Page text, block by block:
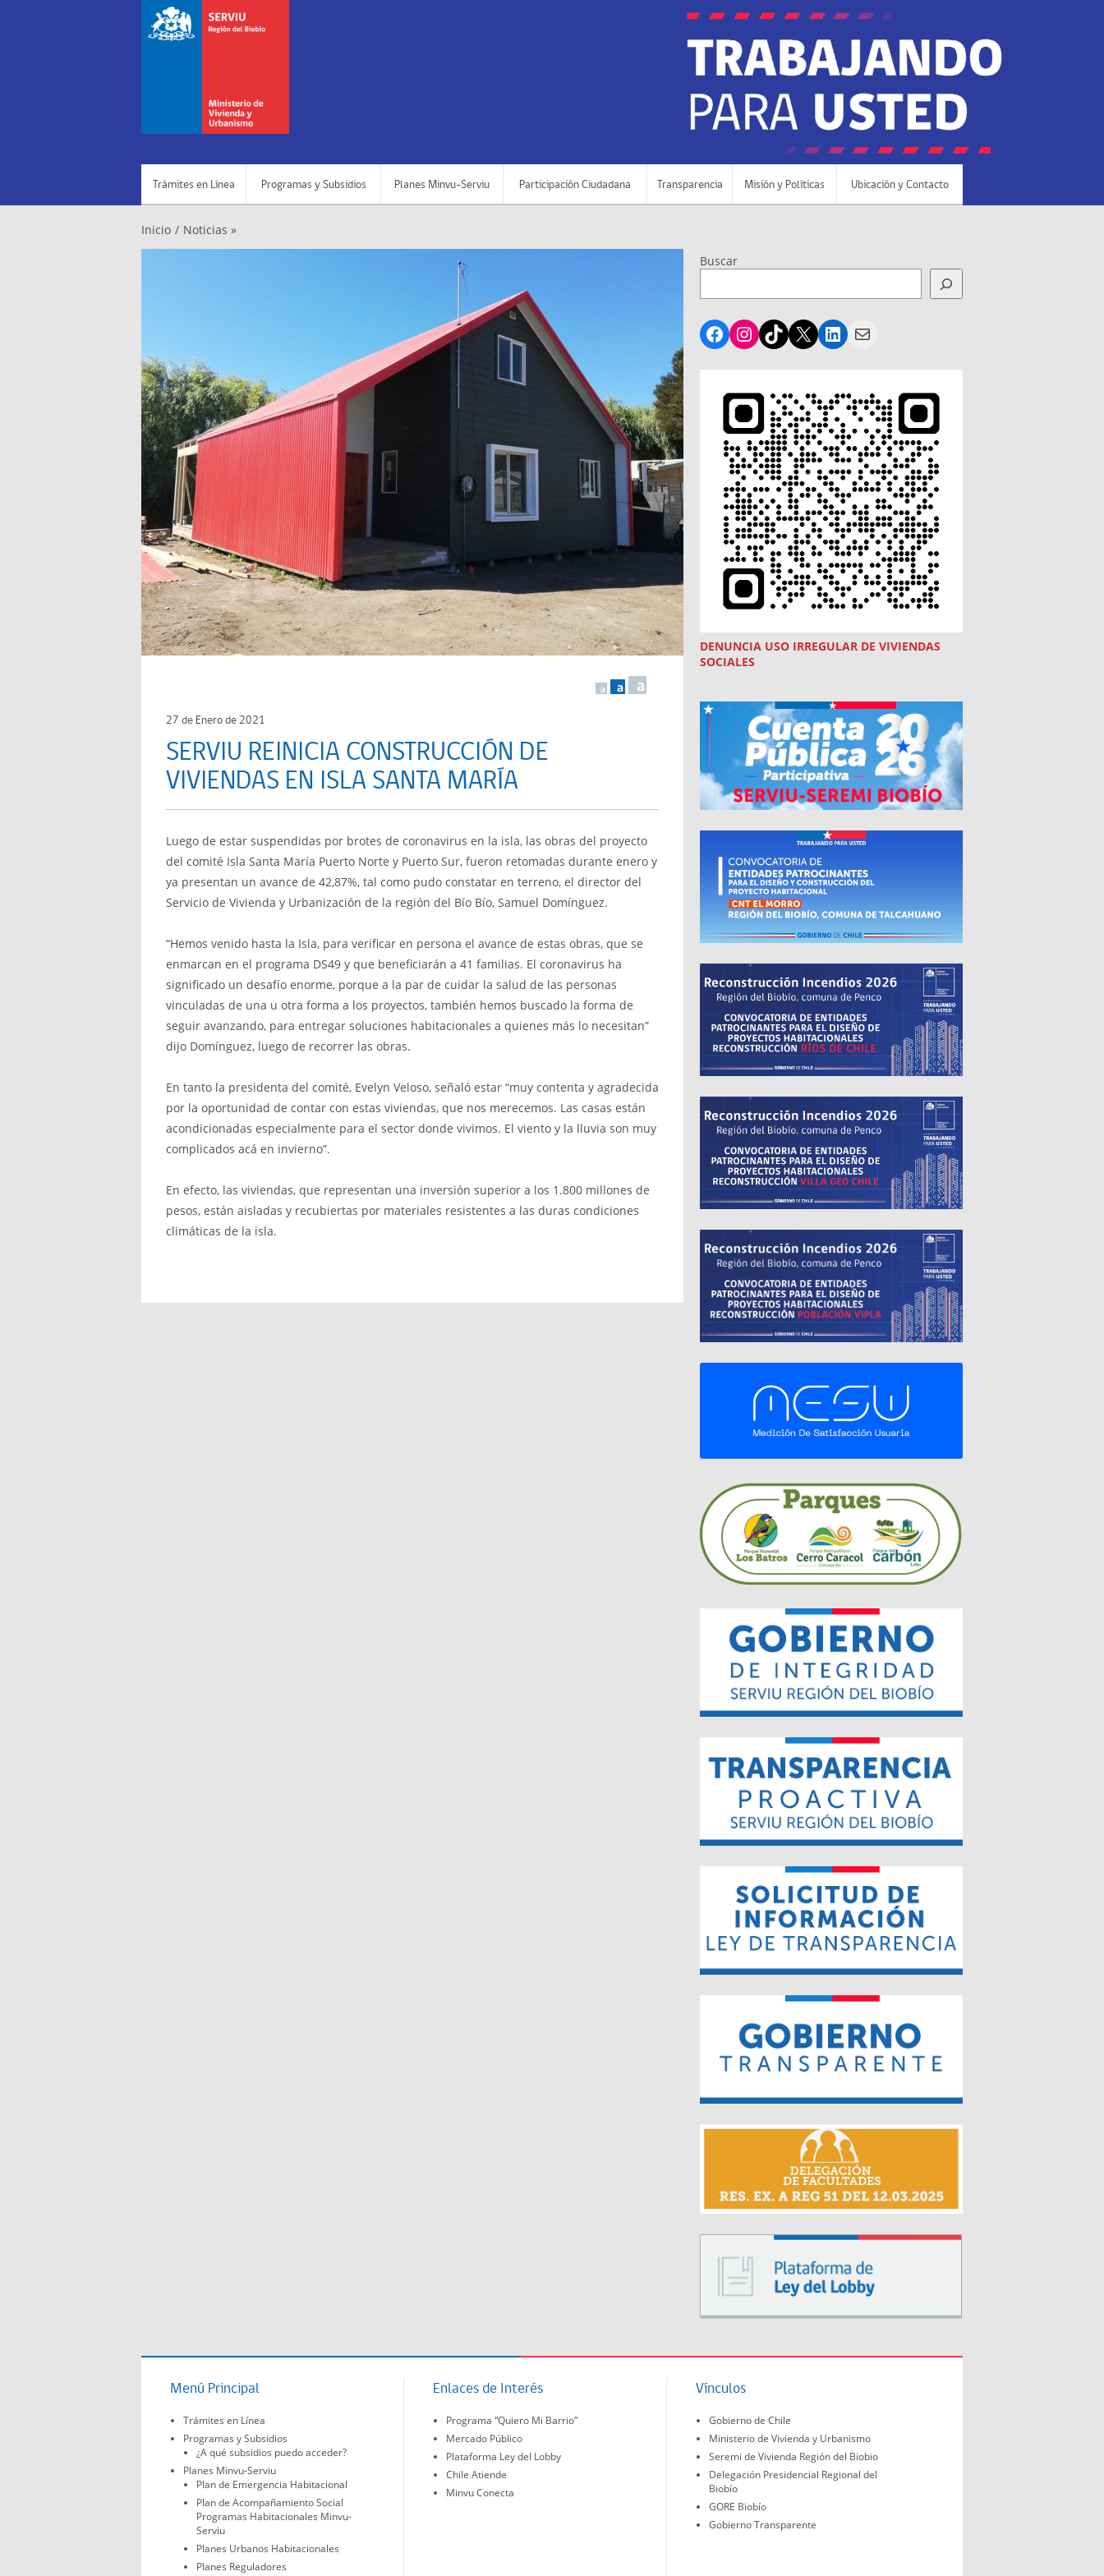
Trámites en Línea Programas y Subsidios Planes Minvu-Serviu Participación Ciudadana Transparencia Misión y Políticas Ubicación y Contacto
Inicio / Noticias »
a a a
27 de Enero de 2021
SERVIU REINICIA CONSTRUCCIÓN DE
VIVIENDAS EN ISLA SANTA MARÍA
Luego de estar suspendidas por brotes de coronavirus en la isla, las obras del proyecto
del comité Isla Santa María Puerto Norte y Puerto Sur, fueron retomadas durante enero y
ya presentan un avance de 42,87%, tal como pudo constatar en terreno, el director del
Servicio de Vivienda y Urbanización de la región del Bío Bío, Samuel Domínguez.
“Hemos venido hasta la Isla, para verificar en persona el avance de estas obras, que se
enmarcan en el programa DS49 y que beneficiarán a 41 familias. El coronavirus ha
significado un desafío enorme, porque a la par de cuidar la salud de las personas
vinculadas de una u otra forma a los proyectos, también hemos buscado la forma de
seguir avanzando, para entregar soluciones habitacionales a quienes más lo necesitan”
dijo Domínguez, luego de recorrer las obras.
En tanto la presidenta del comité, Evelyn Veloso, señaló estar “muy contenta y agradecida
por la oportunidad de contar con estas viviendas, que nos merecemos. Las casas están
acondicionadas especialmente para el sector donde vivimos. El viento y la lluvia son muy
complicados acá en invierno”.
En efecto, las viviendas, que representan una inversión superior a los 1.800 millones de
pesos, están aisladas y recubiertas por materiales resistentes a las duras condiciones
climáticas de la isla.
Buscar
Facebook
Instagram
TikTok
X LinkedIn
Mail
DENUNCIA USO IRREGULAR DE VIVIENDAS
SOCIALES
Menú Principal
Trámites en Línea
Programas y Subsidios
¿A qué subsidios puedo acceder?
Planes Minvu-Serviu
Plan de Emergencia Habitacional
Plan de Acompañamiento Social
Programas Habitacionales Minvu-
Serviu
Planes Urbanos Habitacionales
Planes Reguladores
Enlaces de Interés
Programa “Quiero Mi Barrio”
Mercado Público
Plataforma Ley del Lobby
Chile Atiende
Minvu Conecta
Vínculos
Gobierno de Chile
Ministerio de Vivienda y Urbanismo
Seremi de Vivienda Región del Biobio
Delegación Presidencial Regional del
Biobío
GORE Biobío
Gobierno Transparente